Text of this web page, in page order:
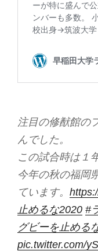
注目の修猷館の
んでした。
この試合時は１
今年の秋の福岡
ています。
止めるな2020 #
グビーを止める
pic.twitter.com/